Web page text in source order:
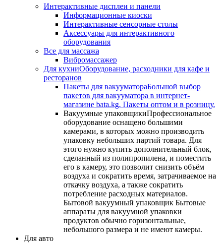
Интерактивные дисплеи и панели
Информационные киоски
Интерактивные сенсорные столы
Аксессуары для интерактивного
оборудования
Все для массажа
Вибромассажер
Для кухниОборудование, расходники для кафе и
ресторанов
Пакеты для вакууматораБольшой выбор
пакетов для вакууматора в интернет-
магазине bata.kg. Пакеты оптом и в розницу.
Вакуумные упаковщикиПрофессиональное
оборудование оснащено большими
камерами, в которых можно производить
упаковку небольших партий товара. Для
этого нужно купить дополнительный блок,
сделанный из полипропилена, и поместить
его в камеру, это позволит снизить объём
воздуха и сократить время, затрачиваемое на
откачку воздуха, а также сократить
потребление расходных материалов.
Бытовой вакуумный упаковщик Бытовые
аппараты для вакуумной упаковки
продуктов обычно горизонтальные,
небольшого размера и не имеют камеры.
Для авто